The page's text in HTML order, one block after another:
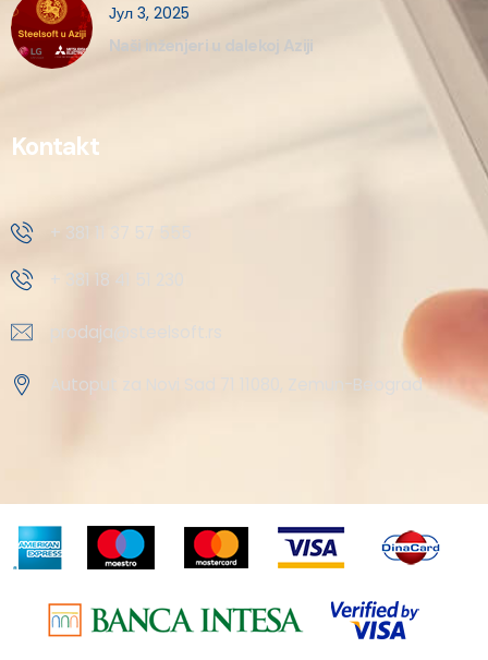
Јул 3, 2025
Naši inženjeri u dalekoj Aziji
Kontakt
+ 381 11 37 57 555
+ 381 18 41 51 230
prodaja@steelsoft.rs
Autoput za Novi Sad 71 11080, Zemun-Beograd